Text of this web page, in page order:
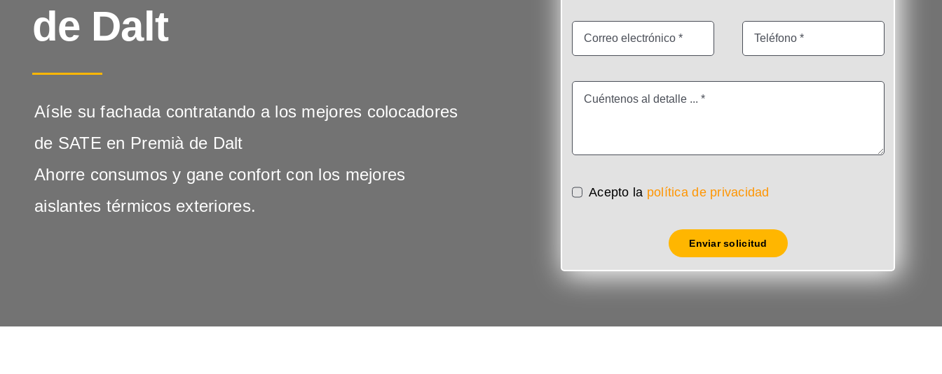
de Dalt
Aísle su fachada contratando a los mejores colocadores
de SATE en Premià de Dalt
Ahorre consumos y gane confort con los mejores
aislantes térmicos exteriores.
Acepto la política de privacidad
Enviar solicitud